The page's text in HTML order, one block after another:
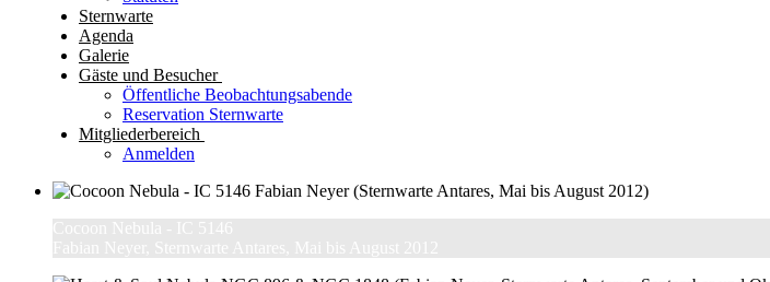
Sternwarte
Agenda
Galerie
Gäste und Besucher
Öffentliche Beobachtungsabende
Reservation Sternwarte
Mitgliederbereich
Anmelden